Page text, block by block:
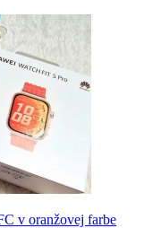
v oranžovej farbe